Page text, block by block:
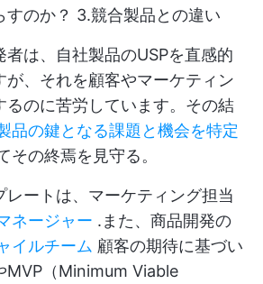
すのか？ 3.競合製品との違い
者は、自社製品のUSPを直感的
が、それを顧客やマーケティン
るのに苦労しています。その結
品の鍵となる課題と機会を特定
その終焉を見守る。
レートは、マーケティング担当
ネージャー .また、商品開発の
イルチーム 顧客の期待に基づい
MVP（Minimum Viable